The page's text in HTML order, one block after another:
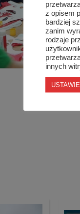
z opisem
bardziej
zanim
rodzaje
innych